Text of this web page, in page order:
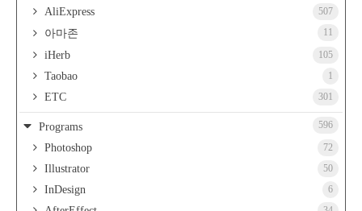
AliExpress 507
아마존 11
iHerb 105
Taobao 1
ETC 301
Programs 596
Photoshop 72
Illustrator 50
InDesign 6